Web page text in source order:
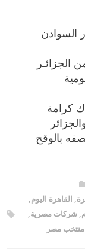
السوادن
الجزائـر
كرامة
بالوقح
, القاهرة اليوم,
,شركات مصرية,
منتخب مصر